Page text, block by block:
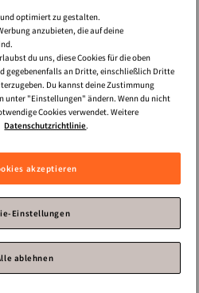
Platz 9 der Top-Favoriten
Set aus minimalistischer Mütze und
Handschuhen – lässiger Winter
5.0 (3)
Versand kostenlos ab 35€
34,99 €
optimiert zu gestalten.
anzubieten, die auf deine
du uns, diese Cookies für die oben
gegebenenfalls an Dritte, einschließlich Dritte
Du kannst deine Zustimmung
unter "Einstellungen" ändern. Wenn du nicht
Cookies verwendet. Weitere
Datenschutzrichtlinie.
akzeptieren
Einstellungen
ablehnen